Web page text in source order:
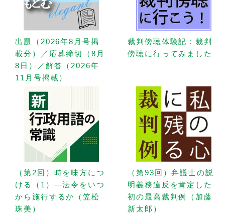
出題（2026年8月号掲
載分）／応募締切（8月
8日）／解答（2026年
11月号掲載）
裁判傍聴体験記：裁判
傍聴に行ってみました
（第2回）時を味方につ
ける（1）—法令をいつ
から施行するか（笠松
珠美）
（第93回）弁護士の説
明義務違反を肯定した
初の最高裁判例（加藤
新太郎）